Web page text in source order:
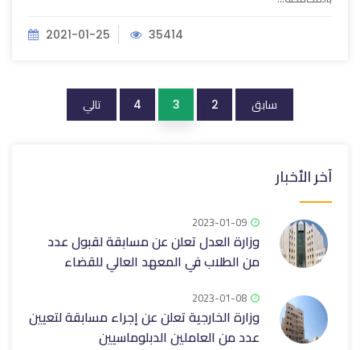
2021-01-25 35414
سابق 2
3
4 تالي
آخر الأخبار
2023-01-09
وزارة العدل تعلن عن مسابقة لقبول عدد
من الطلاب في المعهد العالي للقضاء
2023-01-08
وزارة الخارجية تعلن عن إجراء مسابقة لتعيين
عدد من العاملين الدبلوماسيين